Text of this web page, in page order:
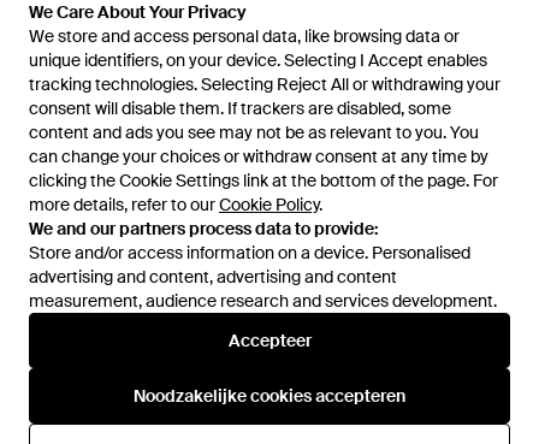
We Care About Your Privacy
We store and access personal data, like browsing data or
unique identifiers, on your device. Selecting I Accept enables
tracking technologies. Selecting Reject All or withdrawing your
consent will disable them. If trackers are disabled, some
content and ads you see may not be as relevant to you. You
can change your choices or withdraw consent at any time by
clicking the Cookie Settings link at the bottom of the page. For
more details, refer to ourCookie Policy.
We and our partners process data to provide:
Store and/or access information on a device. Personalised
advertising and content, advertising and content
measurement, audience research and services development.
Accepteer
Noodzakelijke cookies accepteren
We Care About Your Privacy
We store and access personal data, like browsing data or
unique identifiers, on your device. Selecting I Accept enables
tracking technologies. Selecting Reject All or withdrawing your
consent will disable them. If trackers are disabled, some
content and ads you see may not be as relevant to you. You
can change your choices or withdraw consent at any time by
clicking the Cookie Settings link at the bottom of the page. For
more details, refer to ourCookie Policy.
We and our partners process data to provide:
Store and/or access information on a device. Personalised
advertising and content, advertising and content
measurement, audience research and services development.
Accepteer
Noodzakelijke cookies accepteren
NIET MEER OP VOORRAAD
€ 88
Monogram Covering Spacer Bh
Chantelle
Champs Elysees Full Coverage